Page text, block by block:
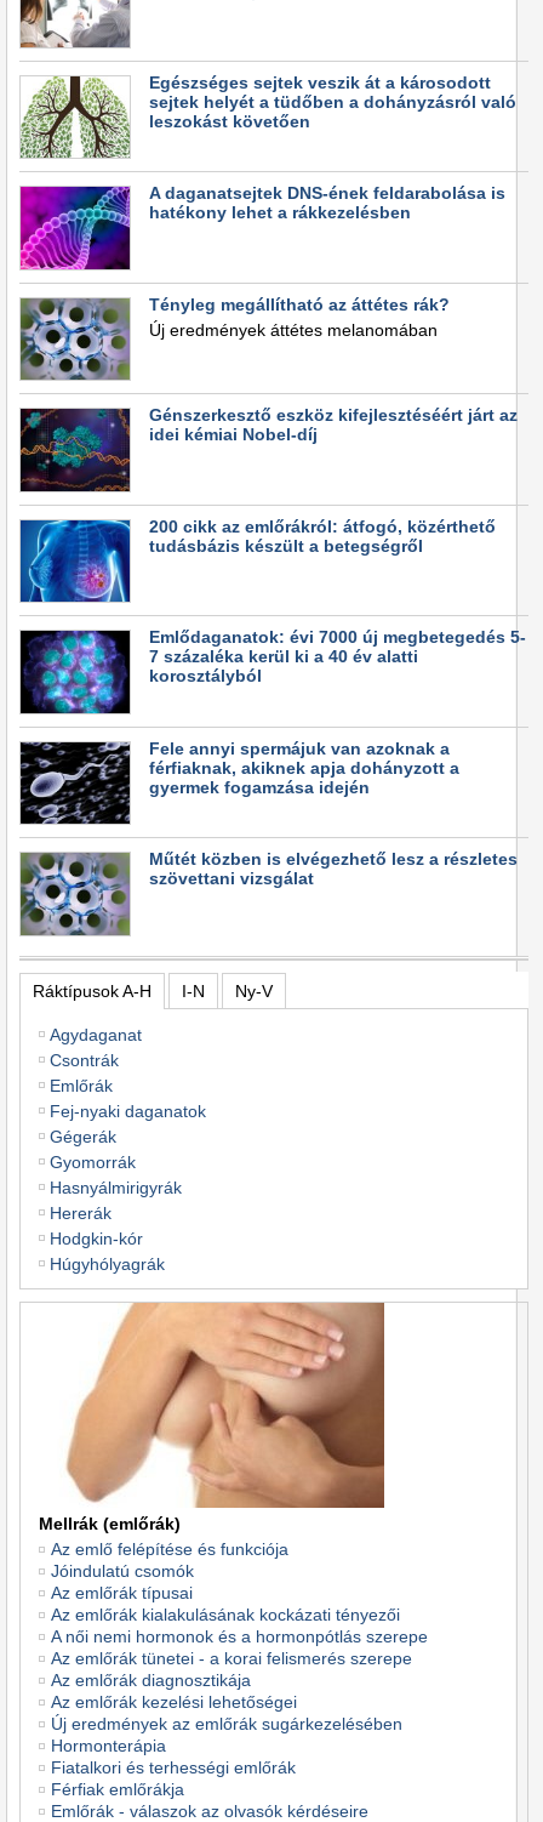
Egészséges sejtek veszik át a károsodott
sejtek helyét a tüdőben a dohányzásról való
leszokást követően
A daganatsejtek DNS-ének feldarabolása is
hatékony lehet a rákkezelésben
Tényleg megállítható az áttétes rák?
Új eredmények áttétes melanomában
Génszerkesztő eszköz kifejlesztéséért járt az
idei kémiai Nobel-díj
200 cikk az emlőrákról: átfogó, közérthető
tudásbázis készült a betegségről
Emlődaganatok: évi 7000 új megbetegedés 5-
7 százaléka kerül ki a 40 év alatti
korosztályból
Fele annyi spermájuk van azoknak a
férfiaknak, akiknek apja dohányzott a
gyermek fogamzása idején
Műtét közben is elvégezhető lesz a részletes
szövettani vizsgálat
Ráktípusok A-H I-N Ny-V
Agydaganat
Csontrák
Emlőrák
Fej-nyaki daganatok
Gégerák
Gyomorrák
Hasnyálmirigyrák
Hererák
Hodgkin-kór
Húgyhólyagrák
Mellrák (emlőrák)
Az emlő felépítése és funkciója
Jóindulatú csomók
Az emlőrák típusai
Az emlőrák kialakulásának kockázati tényezői
A női nemi hormonok és a hormonpótlás szerepe
Az emlőrák tünetei - a korai felismerés szerepe
Az emlőrák diagnosztikája
Az emlőrák kezelési lehetőségei
Új eredmények az emlőrák sugárkezelésében
Hormonterápia
Fiatalkori és terhességi emlőrák
Férfiak emlőrákja
Emlőrák - válaszok az olvasók kérdéseire